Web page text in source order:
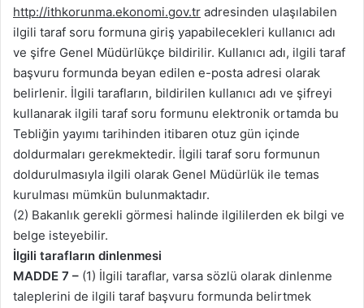
http://ithkorunma.ekonomi.gov.tr adresinden ulaşılabilen
ilgili taraf soru formuna giriş yapabilecekleri kullanıcı adı
ve şifre Genel Müdürlükçe bildirilir. Kullanıcı adı, ilgili taraf
başvuru formunda beyan edilen e-posta adresi olarak
belirlenir. İlgili tarafların, bildirilen kullanıcı adı ve şifreyi
kullanarak ilgili taraf soru formunu elektronik ortamda bu
Tebliğin yayımı tarihinden itibaren otuz gün içinde
doldurmaları gerekmektedir. İlgili taraf soru formunun
doldurulmasıyla ilgili olarak Genel Müdürlük ile temas
kurulması mümkün bulunmaktadır.
(2) Bakanlık gerekli görmesi halinde ilgililerden ek bilgi ve
belge isteyebilir.
İlgili tarafların dinlenmesi
MADDE 7 – (1) İlgili taraflar, varsa sözlü olarak dinlenme
taleplerini de ilgili taraf başvuru formunda belirtmek